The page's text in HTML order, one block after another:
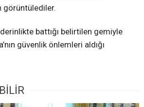
görüntülediler.
battığı belirtilen gemiyle
güvenlik önlemleri aldığı